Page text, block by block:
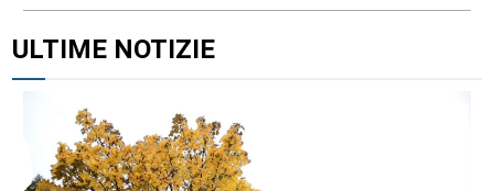
ULTIME NOTIZIE